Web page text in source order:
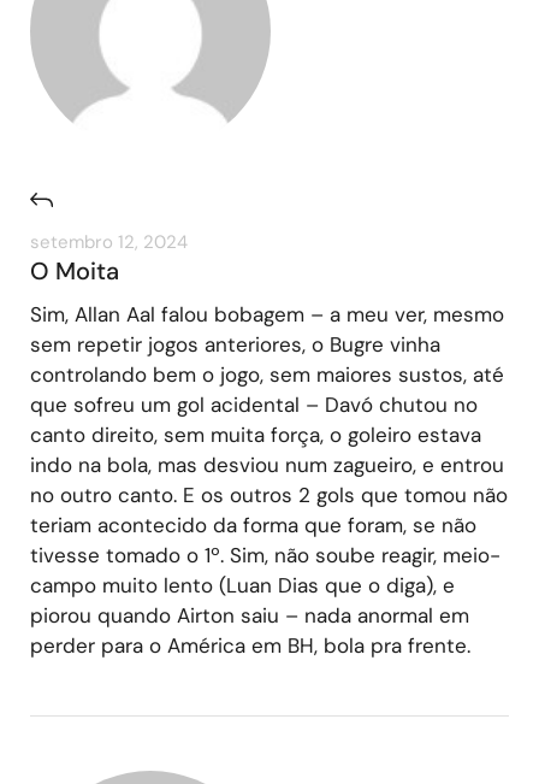
setembro 12, 2024
O Moita
Sim, Allan Aal falou bobagem – a meu ver, mesmo
sem repetir jogos anteriores, o Bugre vinha
controlando bem o jogo, sem maiores sustos, até
que sofreu um gol acidental – Davó chutou no
canto direito, sem muita força, o goleiro estava
indo na bola, mas desviou num zagueiro, e entrou
no outro canto. E os outros 2 gols que tomou não
teriam acontecido da forma que foram, se não
tivesse tomado o 1º. Sim, não soube reagir, meio-
campo muito lento (Luan Dias que o diga), e
piorou quando Airton saiu – nada anormal em
perder para o América em BH, bola pra frente.